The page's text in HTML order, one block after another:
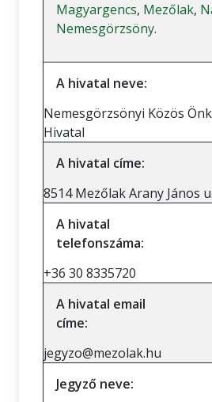
Magyargencs, Mezőlak,
Nemesgörzsöny.
A hivatal neve:
Nemesgörzsönyi Közös
Hivatal
A hivatal címe:
8514 Mezőlak Arany János
A hivatal
telefonszáma:
+36 30 8335720
A hivatal email
címe:
jegyzo@mezolak.hu
Jegyző neve: